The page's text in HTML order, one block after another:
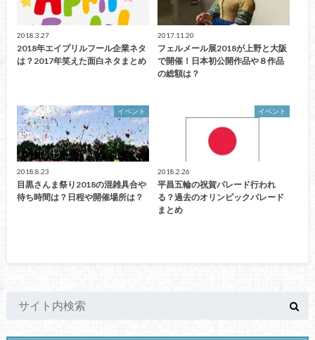
2018.3.27
2018年エイプリルフール企業ネタ
は？2017年笑えた面白ネタまとめ
2017.11.20
フェルメール展2018が上野と大阪
で開催！日本初公開作品や８作品
の総額は？
イベント
2018.8.23
目黒さんま祭り2018の混雑具合や
待ち時間は？日程や開催場所は？
イベント
2018.2.26
平昌五輪の祝賀パレード行われ
る？過去のオリンピックパレード
まとめ